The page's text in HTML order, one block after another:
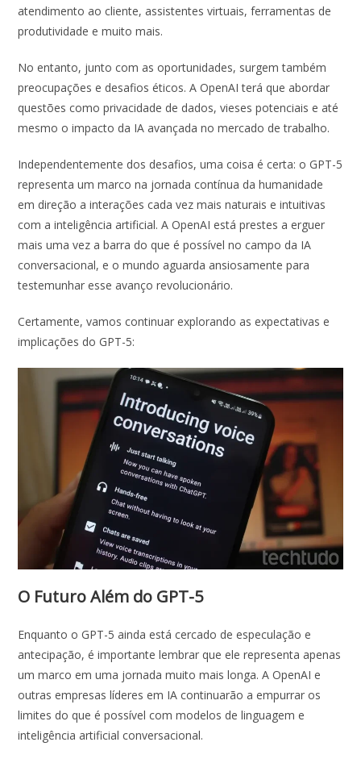
atendimento ao cliente, assistentes virtuais, ferramentas de
produtividade e muito mais.
No entanto, junto com as oportunidades, surgem também
preocupações e desafios éticos. A OpenAI terá que abordar
questões como privacidade de dados, vieses potenciais e até
mesmo o impacto da IA avançada no mercado de trabalho.
Independentemente dos desafios, uma coisa é certa: o GPT-5
representa um marco na jornada contínua da humanidade
em direção a interações cada vez mais naturais e intuitivas
com a inteligência artificial. A OpenAI está prestes a erguer
mais uma vez a barra do que é possível no campo da IA
conversacional, e o mundo aguarda ansiosamente para
testemunhar esse avanço revolucionário.
Certamente, vamos continuar explorando as expectativas e
implicações do GPT-5:
O Futuro Além do GPT-5
Enquanto o GPT-5 ainda está cercado de especulação e
antecipação, é importante lembrar que ele representa apenas
um marco em uma jornada muito mais longa. A OpenAI e
outras empresas líderes em IA continuarão a empurrar os
limites do que é possível com modelos de linguagem e
inteligência artificial conversacional.